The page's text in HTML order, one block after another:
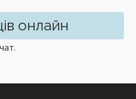
онлайн